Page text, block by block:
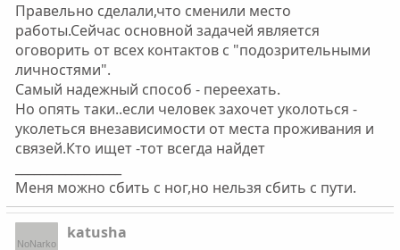
Правельно сделали,что сменили место
работы.Сейчас основной задачей является
оговорить от всех контактов с "подозрительными
личностями".
Самый надежный способ - переехать.
Но опять таки..если человек захочет уколоться -
уколеться внезависимости от места проживания и
связей.Кто ищет -тот всегда найдет
Меня можно сбить с ног,но нельзя сбить с пути.
katusha